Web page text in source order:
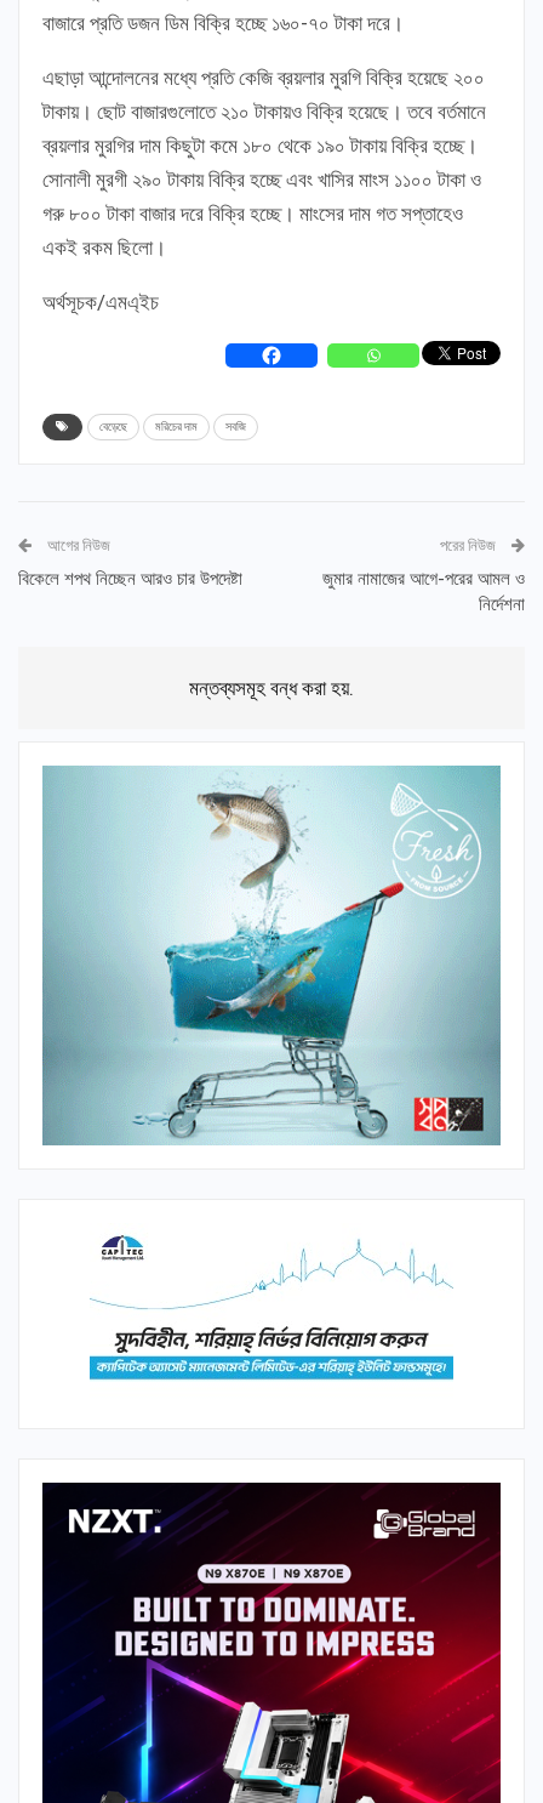
বাজারে প্রতি ডজন ডিম বিক্রি হচ্ছে ১৬০-৭০ টাকা দরে।
এছাড়া আন্দোলনের মধ্যে প্রতি কেজি ব্রয়লার মুরগি বিক্রি হয়েছে ২০০
টাকায়। ছোট বাজারগুলোতে ২১০ টাকায়ও বিক্রি হয়েছে। তবে বর্তমানে
ব্রয়লার মুরগির দাম কিছুটা কমে ১৮০ থেকে ১৯০ টাকায় বিক্রি হচ্ছে।
সোনালী মুরগী ২৯০ টাকায় বিক্রি হচ্ছে এবং খাসির মাংস ১১০০ টাকা ও
গরু ৮০০ টাকা বাজার দরে বিক্রি হচ্ছে। মাংসের দাম গত সপ্তাহেও
একই রকম ছিলো।
অর্থসূচক/এমএ্ইচ
বেড়েছে মরিচের দাম সবজি
আগের নিউজ
বিকেলে শপথ নিচ্ছেন আরও চার উপদেষ্টা
পরের নিউজ
জুমার নামাজের আগে-পরের আমল ও
নির্দেশনা
মন্তব্যসমূহ বন্ধ করা হয়.